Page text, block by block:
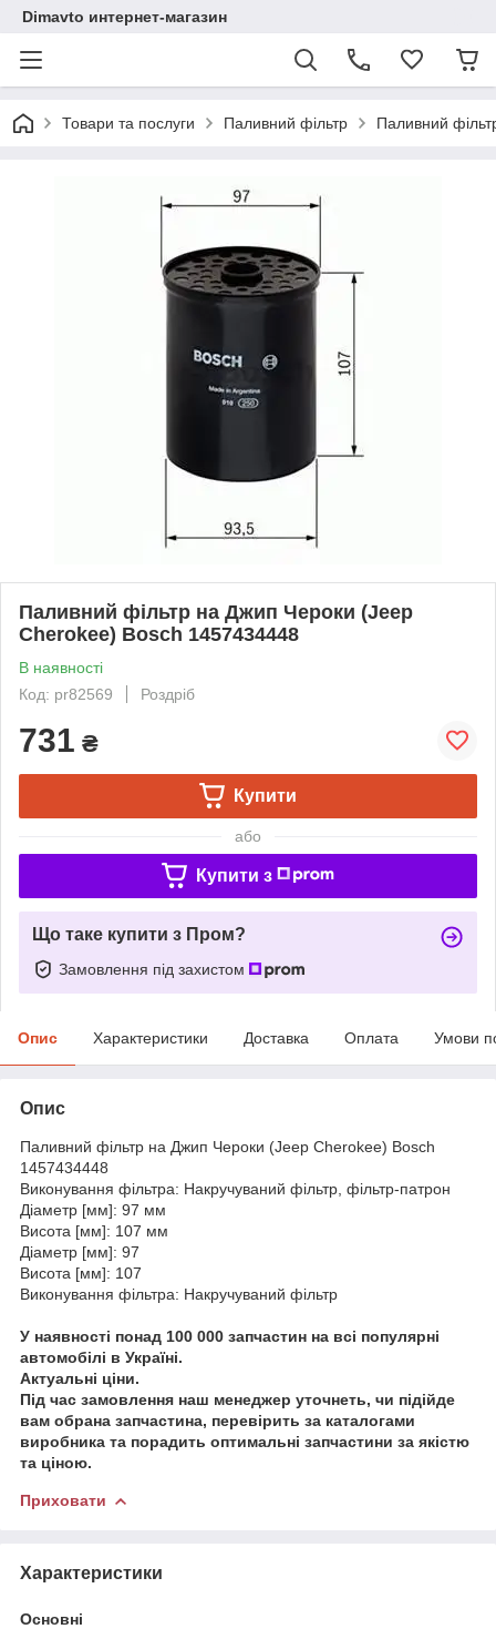
Dimavto интернет-магазин
Товари та послуги Паливний фільтр Паливний
Паливний фільтр на Джип Чероки (Jeep
Cherokee) Bosch 1457434448
В наявності
Код: pr82569
Роздріб
731 ₴
Купити
або
Купити з
Що таке купити з Пром?
Замовлення під захистом
Опис Характеристики Доставка Оплата Умови
Опис
Паливний фільтр на Джип Чероки (Jeep Cherokee) Bosch
1457434448
Виконування фільтра: Накручуваний фільтр, фільтр-патрон
Діаметр [мм]: 97 мм
Висота [мм]: 107 мм
Діаметр [мм]: 97
Висота [мм]: 107
Виконування фільтра: Накручуваний фільтр
У наявності понад 100 000 запчастин на всі популярні
автомобілі в Україні.
Актуальні ціни.
Під час замовлення наш менеджер уточнеть, чи підійде
вам обрана запчастина, перевірить за каталогами
виробника та порадить оптимальні запчастини за якістю
та ціною.
Приховати
Характеристики
Основні